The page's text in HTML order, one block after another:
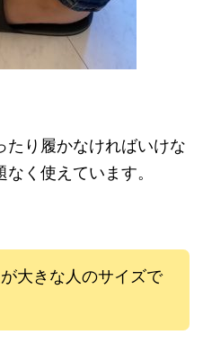
たり履かなければいけな
く使えています。
大きな人のサイズで